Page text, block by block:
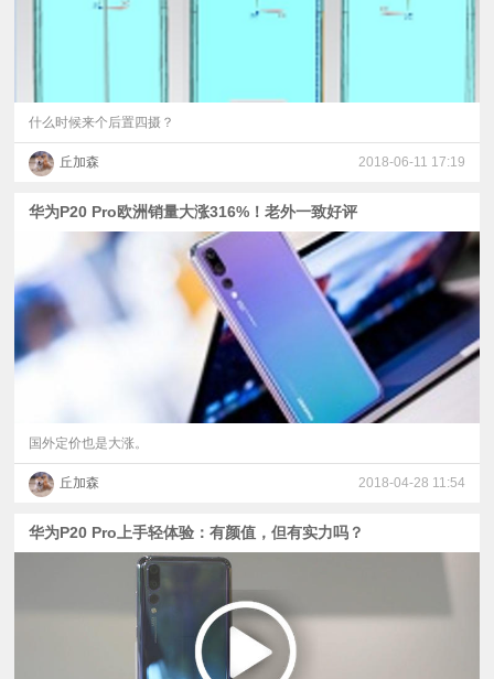
什么时候来个后置四摄？
丘加森 2018-06-11 17:19
华为P20 Pro欧洲销量大涨316%！老外一致好评
国外定价也是大涨。
丘加森 2018-04-28 11:54
华为P20 Pro上手轻体验：有颜值，但有实力吗？